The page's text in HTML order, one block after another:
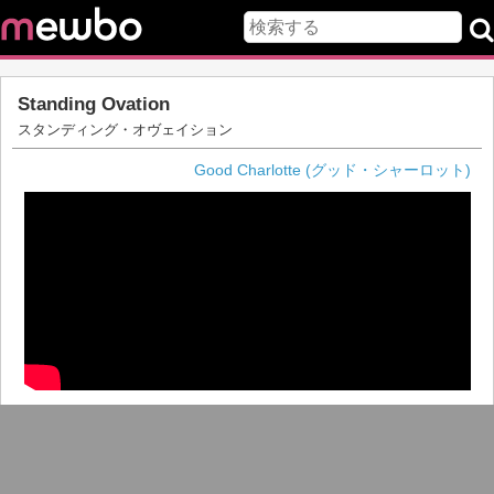
Standing Ovation
スタンディング・オヴェイション
Good Charlotte (グッド・シャーロット)